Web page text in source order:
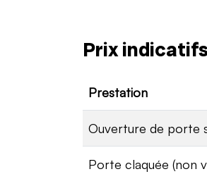
Prix
Prestation
Ouverture de porte
Porte claquée (non